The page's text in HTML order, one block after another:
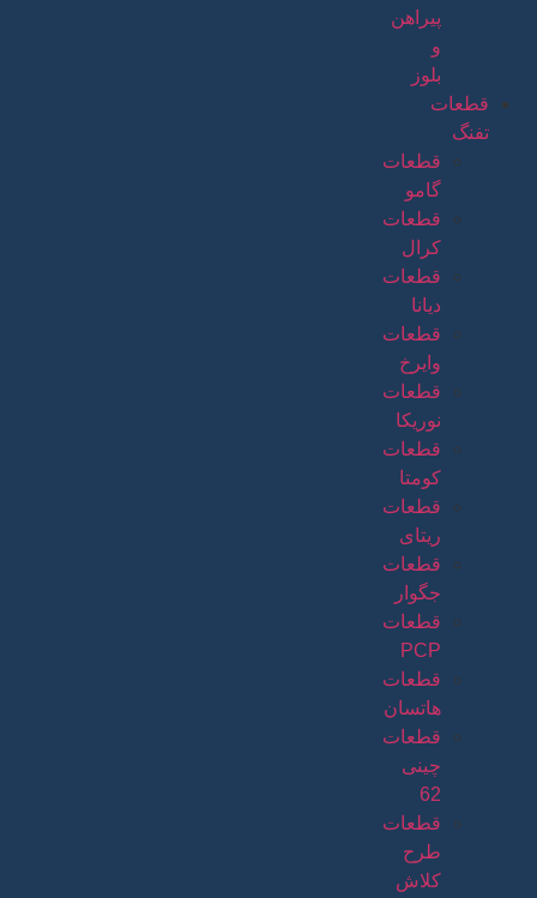
پیراهن
و
بلوز
قطعات
تفنگ
قطعات
گامو
قطعات
کرال
قطعات
دیانا
قطعات
وایرخ
قطعات
نوریکا
قطعات
کومتا
قطعات
ریتای
قطعات
جگوار
قطعات
PCP
قطعات
هاتسان
قطعات
چینی
62
قطعات
طرح
کلاش